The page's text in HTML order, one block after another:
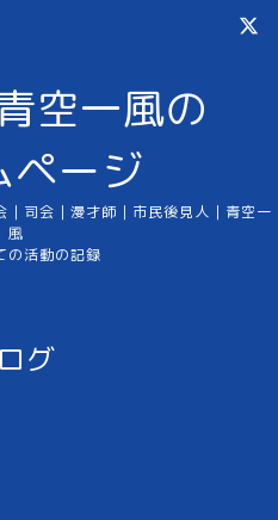
空一風の
ページ
司会｜漫才師｜市民後見人｜青空一
風
の活動の記録
グ